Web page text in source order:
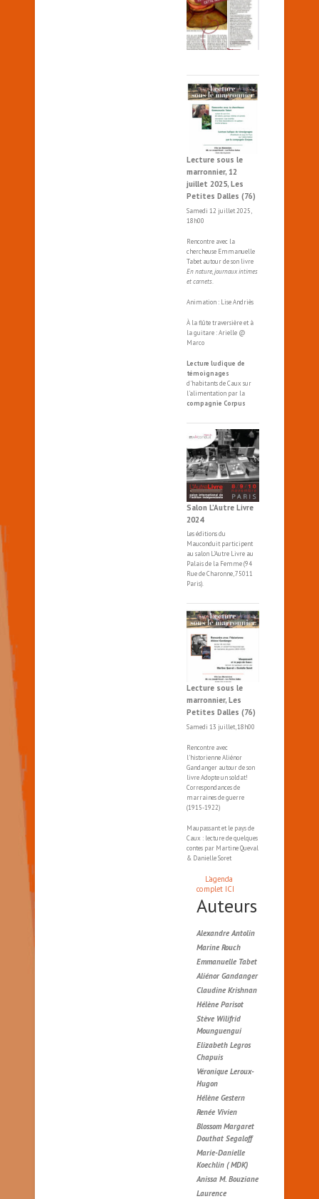
Lecture sous le
marronnier, 12
juillet 2025, Les
Petites Dalles (76)
Samedi 12 juillet 2025,
18h00
Rencontre avec la
chercheuse Emmanuelle
Tabet autour de son livre
En nature, journaux intimes
et carnets
Animation : Lise Andriès
À la flûte traversière et à
la guitare : Arielle @
Marco
Lecture ludique de
témoignages
d'habitants de Caux sur
l'alimentation par la
compagnie Corpus
Salon L’Autre Livre
2024
Les éditions du
Mauconduit participent
au salon L'Autre Livre au
Palais de la Femme (94
Rue de Charonne, 75011
Paris).
Lecture sous le
marronnier, Les
Petites Dalles (76)
Samedi 13 juillet, 18h00
Rencontre avec
l'historienne Aliénor
Gandanger autour de son
livre Adopte un soldat!
Correspondances de
marraines de guerre
(1915-1922)
Maupassant et le pays de
Caux : lecture de quelques
contes par Martine Queval
& Danielle Soret
L'agenda
complet ICI
Auteurs
Alexandre Antolin
Marine Rouch
Emmanuelle Tabet
Aliénor Gandanger
Claudine Krishnan
Hélène Parisot
Stève Wilifrid
Mounguengui
Elizabeth Legros
Chapuis
Véronique Leroux-
Hugon
Hélène Gestern
Renée Vivien
Blossom Margaret
Douthat Segaloff
Marie-Danielle
Koechlin ( MDK)
Anissa M. Bouziane
Laurence